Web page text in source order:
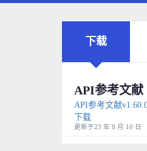
下载
API参考文献
API参考文献
下载
更新于23 年 8 月 10 日